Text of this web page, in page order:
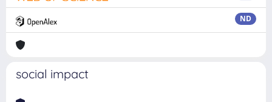
ND
social impact